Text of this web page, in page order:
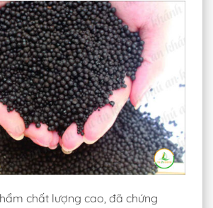
chất lượng cao, đã chứng